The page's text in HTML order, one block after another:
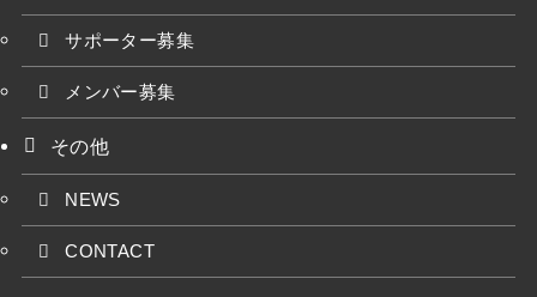
サポーター募集
メンバー募集
その他
NEWS
CONTACT